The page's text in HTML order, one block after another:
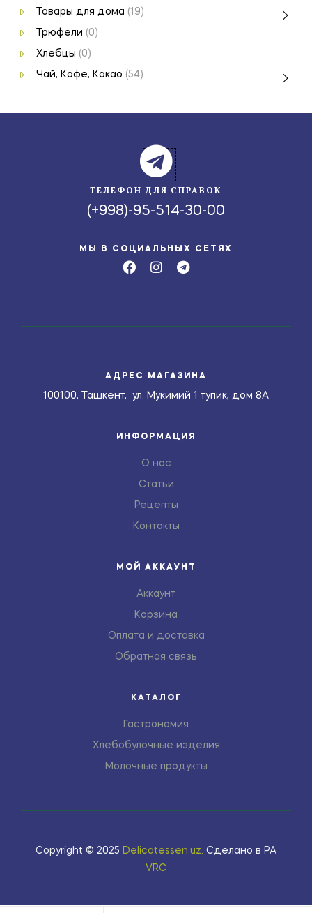
Товары для дома (19)
Трюфели (0)
Хлебцы (0)
Чай, Кофе, Какао (54)
ТЕЛЕФОН ДЛЯ СПРАВОК
(+998)-95-514-30-00
МЫ В СОЦИАЛЬНЫХ СЕТЯХ
АДРЕС МАГАЗИНА
100100, Ташкент, ул. Мукимий 1 тупик, дом 8А
ИНФОРМАЦИЯ
О нас
Статьи
Рецепты
Контакты
МОЙ АККАУНТ
Аккаунт
Корзина
Оплата и доставка
Обратная связь
КАТАЛОГ
Гастрономия
Хлебобулочные изделия
Молочные продукты
Copyright © 2025 Delicatessen.uz Сделано в РА
VRC